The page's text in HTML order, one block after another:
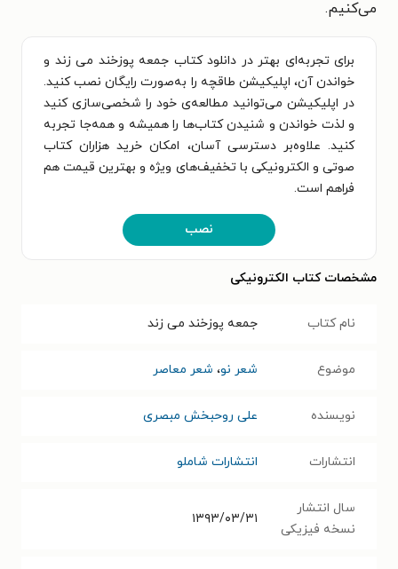
می‌کنیم.
برای تجربه‌ای بهتر در دانلود کتاب جمعه پوزخند می زند و
خواندن آن، اپلیکیشن طاقچه را به‌صورت رایگان نصب کنید.
در اپلیکیشن می‌توانید مطالعه‌ی خود را شخصی‌سازی کنید
و لذت خواندن و شنیدن کتاب‌ها را همیشه و همه‌جا تجربه
کنید. علاوه‌بر دسترسی آسان، امکان خرید هزاران کتاب
صوتی و الکترونیکی با تخفیف‌های ویژه و بهترین قیمت هم
فراهم است.
نصب
مشخصات کتاب الکترونیکی
نام کتاب جمعه پوزخند می زند
موضوع شعر نو، شعر معاصر
نویسنده علی روحبخش مبصری
انتشارات انتشارات شاملو
سال انتشار
نسخه فیزیکی
۱۳۹۳/۰۳/۳۱